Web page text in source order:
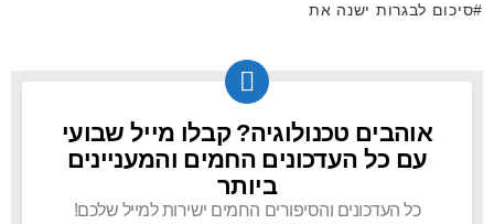
סיכום לבגרות ישנה את
NEWSLETTER
אוהבים טכנולוגיה? קבלו מייל שבועי
עם כל העדכונים החמים והמעניינים
ביותר
כל העדכונים והסיפורים החמים ישירות למייל שלכם!